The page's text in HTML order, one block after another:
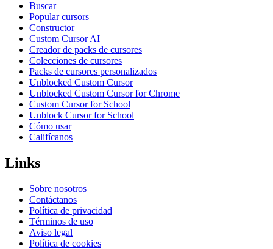
Buscar
Popular cursors
Constructor
Custom Cursor AI
Creador de packs de cursores
Colecciones de cursores
Packs de cursores personalizados
Unblocked Custom Cursor
Unblocked Custom Cursor for Chrome
Custom Cursor for School
Unblock Cursor for School
Cómo usar
Califícanos
Links
Sobre nosotros
Contáctanos
Política de privacidad
Términos de uso
Aviso legal
Política de cookies